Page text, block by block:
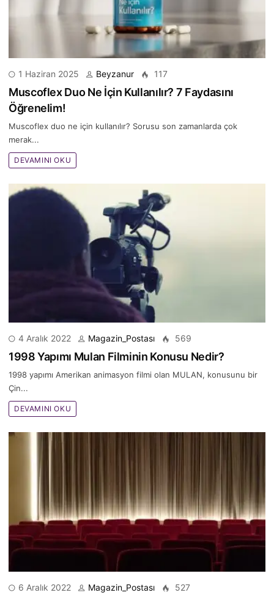
1 Haziran 2025 Beyzanur 117
Muscoflex Duo Ne İçin Kullanılır? 7 Faydasını
Öğrenelim!
Muscoflex duo ne için kullanılır? Sorusu son zamanlarda çok
merak...
DEVAMINI OKU
4 Aralık 2022 Magazin_Postası 569
1998 Yapımı Mulan Filminin Konusu Nedir?
1998 yapımı Amerikan animasyon filmi olan MULAN, konusunu bir
Çin...
DEVAMINI OKU
6 Aralık 2022 Magazin_Postası 527